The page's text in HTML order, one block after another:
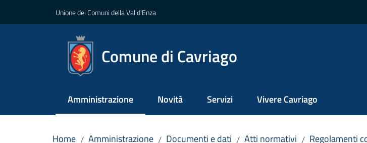
Unione dei Comuni della Val d'Enza
Comune di Cavriago
Amministrazione
Menu selezionato Novità Servizi Vivere Cavriago
Home / Amministrazione / Documenti e dati / Atti normativi / Regolamenti